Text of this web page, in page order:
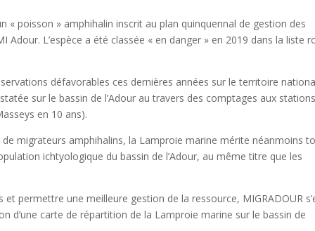
poisson » amphihalin inscrit au plan quinquennal de gestion des
Adour. L’espèce a été classée « en danger » en 2019 dans la liste
défavorables ces dernières années sur le territoire
sur le bassin de l’Adour au travers des comptages aux
en 10 ans).
migrateurs amphihalins, la Lamproie marine mérite néanmoins
ichtyologique du bassin de l’Adour, au même titre que les
et permettre une meilleure gestion de la ressource, MIGRADOUR
d’une carte de répartition de la Lamproie marine sur le bassin de